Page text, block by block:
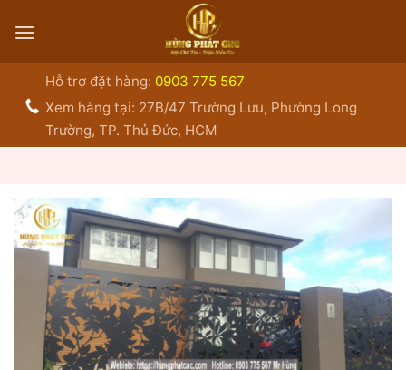
qua
Hỗ trợ đặt hàng: 0903 775 567
Xem hàng tại: 27B/47 Trường Lưu, Phường Long
Trường, TP. Thủ Đức, HCM